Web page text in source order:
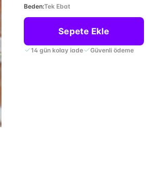
Beden:Tek Ebat
Sepete Ekle
14 gün kolay iade Güvenli ödeme